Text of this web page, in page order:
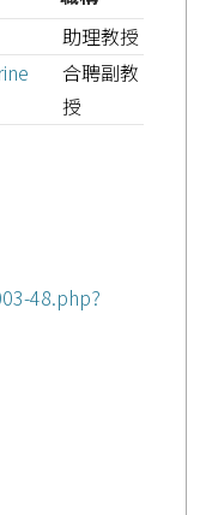
助理教授
合聘副教
授
48.php?